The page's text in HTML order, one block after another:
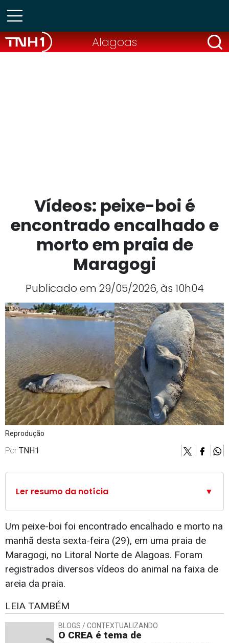
Alagoas
Vídeos: peixe-boi é
encontrado encalhado e
morto em praia de
Maragogi
Publicado em 29/05/2026, às 10h04
Reprodução
Por TNH1
Ler resumo da notícia ▼
Um peixe-boi foi encontrado encalhado e morto na
manhã desta sexta-feira (29), em uma praia de
Maragogi, no Litoral Norte de Alagoas. Foram
registrados diversos vídeos do animal na faixa de
areia da praia.
LEIA TAMBÉM
BLOGS / CONTEXTUALIZANDO
O CREA é tema de